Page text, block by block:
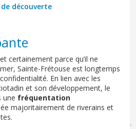
découverte
certainement parce qu’il ne
Sainte-Frétouse est longtemps
En lien avec les
et son développement, le
une fréquentation
majoritairement de riverains et